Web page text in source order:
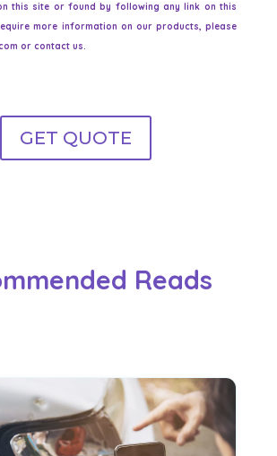
this site or found by following any link on this
more information on our products, please
or contact us.
GET QUOTE
Reads